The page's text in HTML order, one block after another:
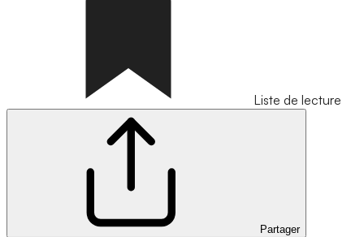
Liste de lecture
Partager